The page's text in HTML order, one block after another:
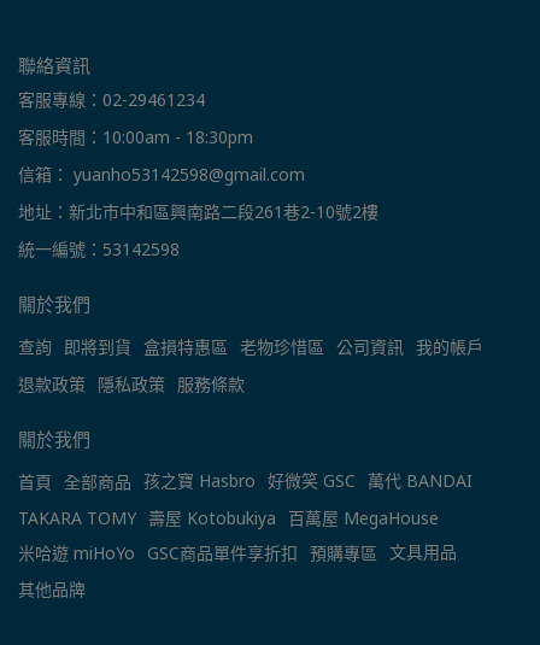
聯絡資訊
客服專線：02-29461234
客服時間：10:00am - 18:30pm
信箱： yuanho53142598@gmail.com
地址：新北市中和區興南路二段261巷2-10號2樓
統一編號：53142598
關於我們
查詢 即將到貨 盒損特惠區 老物珍惜區 公司資訊 我的帳戶
退款政策 隱私政策 服務條款
關於我們
首頁 全部商品 孩之寶 Hasbro 好微笑 GSC
萬代 BANDAI
TAKARA TOMY 壽屋 Kotobukiya
百萬屋 MegaHouse
米哈遊 miHoYo GSC商品單件享折扣 預購專區 文具用品
其他品牌